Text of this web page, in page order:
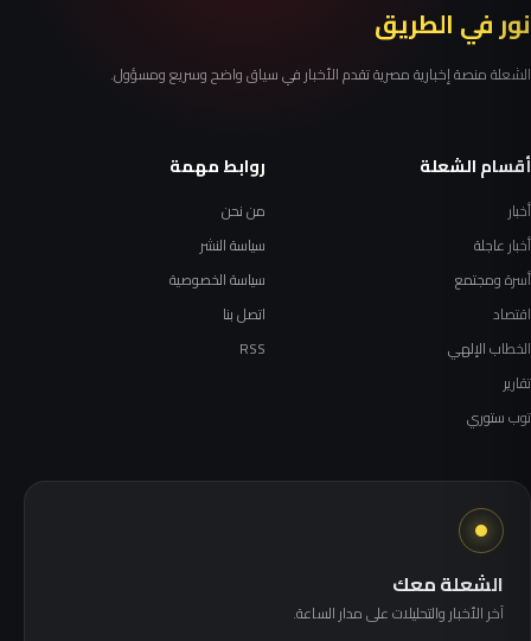
نور في الطريق
الشعلة منصة إخبارية مصرية تقدم الأخبار في سياق واضح وسريع ومسؤول.
أقسام الشعلة
أخبار
أخبار عاجلة
أسرة ومجتمع
اقتصاد
الخطاب الإلهي
تقارير
توب ستوري
روابط مهمة
من نحن
سياسة النشر
سياسة الخصوصية
اتصل بنا
RSS
الشعلة معك
آخر الأخبار والتحليلات على مدار الساعة.